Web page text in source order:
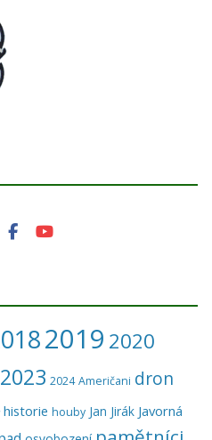
2019 2020
2023 2024 Američani dron
historie houby Jan Jirák Javorná